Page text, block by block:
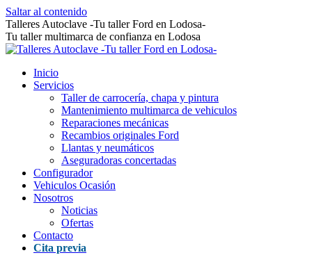
Saltar al contenido
Talleres Autoclave -Tu taller Ford en Lodosa-
Tu taller multimarca de confianza en Lodosa
Inicio
Servicios
Taller de carrocería, chapa y pintura
Mantenimiento multimarca de vehiculos
Reparaciones mecánicas
Recambios originales Ford
Llantas y neumáticos
Aseguradoras concertadas
Configurador
Vehiculos Ocasión
Nosotros
Noticias
Ofertas
Contacto
Cita previa